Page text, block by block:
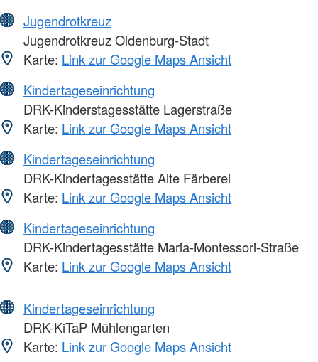
Jugendrotkreuz
Jugendrotkreuz Oldenburg-Stadt
Karte: Link zur Google Maps Ansicht
Kindertageseinrichtung
DRK-Kinderstagesstätte Lagerstraße
Karte: Link zur Google Maps Ansicht
Kindertageseinrichtung
DRK-Kindertagesstätte Alte Färberei
Karte: Link zur Google Maps Ansicht
Kindertageseinrichtung
DRK-Kindertagesstätte Maria-Montessori-Straße
Karte: Link zur Google Maps Ansicht
Kindertageseinrichtung
DRK-KiTaP Mühlengarten
Karte: Link zur Google Maps Ansicht